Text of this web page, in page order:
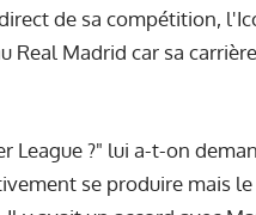
de sa compétition,
Real Madrid car sa
League ?" lui a-t-on
se produire mais